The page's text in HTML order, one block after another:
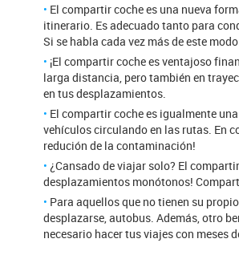
El compartir coche es una nueva
itinerario. Es adecuado tanto para
Si se habla cada vez más de este
¡El compartir coche es ventajoso
larga distancia, pero también en
en tus desplazamientos.
El compartir coche es igualmente
vehículos circulando en las rutas. En
redución de la contaminación!
¿Cansado de viajar solo? El
desplazamientos monótonos!
Para aquellos que no tienen su
desplazarse, autobus. Además, otro
necesario hacer tus viajes con meses